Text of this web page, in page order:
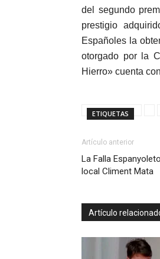
del segundo
prestigio
Españoles la
otorgado por la
Hierro» cuenta
ETIQUETAS
Artículo anterior
La Falla
local Climent Mata
Artículo